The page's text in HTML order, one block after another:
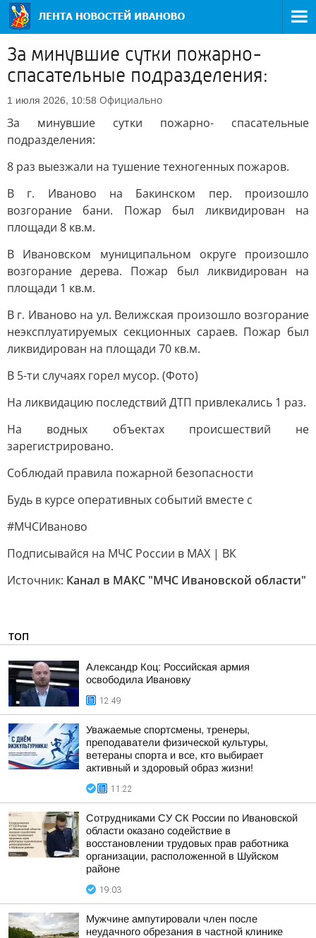
За минувшие сутки пожарно-
спасательные подразделения:
1 июля 2026, 10:58 Официально
За минувшие сутки пожарно- спасательные
подразделения:
8 раз выезжали на тушение техногенных пожаров.
В г. Иваново на Бакинском пер. произошло
возгорание бани. Пожар был ликвидирован на
площади 8 кв.м.
В Ивановском муниципальном округе произошло
возгорание дерева. Пожар был ликвидирован на
площади 1 кв.м.
В г. Иваново на ул. Велижская произошло возгорание
неэксплуатируемых секционных сараев. Пожар был
ликвидирован на площади 70 кв.м.
В 5-ти случаях горел мусор. (Фото)
На ликвидацию последствий ДТП привлекались 1 раз.
На водных объектах происшествий не
зарегистрировано.
Соблюдай правила пожарной безопасности
Будь в курсе оперативных событий вместе с
#МЧСИваново
Подписывайся на МЧС России в MAX | ВК
Источник: Канал в МАКС "МЧС Ивановской области"
ТОП
Александр Коц: Российская армия
освободила Ивановку
12:49
Уважаемые спортсмены, тренеры,
преподаватели физической культуры,
ветераны спорта и все, кто выбирает
активный и здоровый образ жизни!
11:22
Сотрудниками СУ СК России по Ивановской
области оказано содействие в
восстановлении трудовых прав работника
организации, расположенной в Шуйском
районе
19:03
Мужчине ампутировали член после
неудачного обрезания в частной клинике